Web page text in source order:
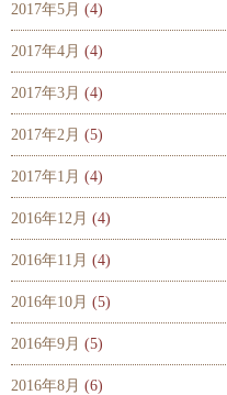
2017年5月 (4)
2017年4月 (4)
2017年3月 (4)
2017年2月 (5)
2017年1月 (4)
2016年12月 (4)
2016年11月 (4)
2016年10月 (5)
2016年9月 (5)
2016年8月 (6)